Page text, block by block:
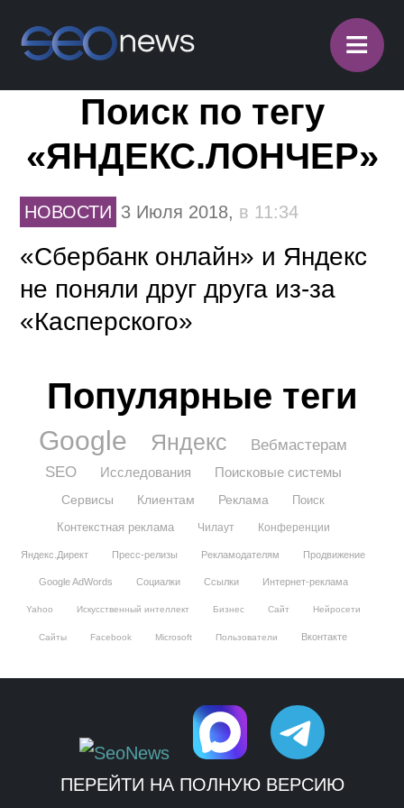
≡
Поиск по тегу
«ЯНДЕКС.ЛОНЧЕР»
НОВОСТИ 3 Июля 2018, в 11:34
«Сбербанк онлайн» и Яндекс
не поняли друг друга из-за
«Касперского»
Популярные теги
Google Яндекс
Вебмастерам
SEO
Исследования Поисковые системы
Сервисы Клиентам Реклама
Поиск
Контекстная реклама
Чилаут Конференции
Яндекс.Директ Пресс-релизы Рекламодателям Продвижение
Google AdWords Социалки Ссылки Интернет-реклама
Yahoo Искусственный интеллект Бизнес Сайт Нейросети
Сайты Facebook Microsoft Пользователи Вконтакте
ПЕРЕЙТИ НА ПОЛНУЮ ВЕРСИЮ